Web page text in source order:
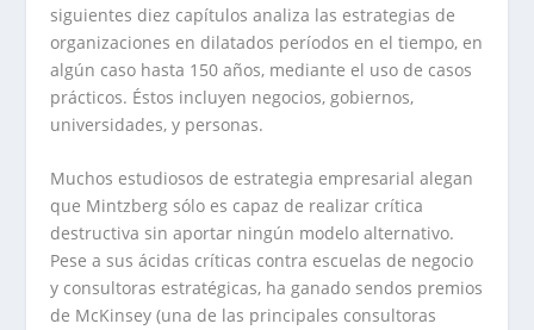
siguientes diez capítulos analiza las estrategias de
organizaciones en dilatados períodos en el tiempo, en
algún caso hasta 150 años, mediante el uso de casos
prácticos. Éstos incluyen negocios, gobiernos,
universidades, y personas.
Muchos estudiosos de estrategia empresarial alegan
que Mintzberg sólo es capaz de realizar crítica
destructiva sin aportar ningún modelo alternativo.
Pese a sus ácidas críticas contra escuelas de negocio
y consultoras estratégicas, ha ganado sendos premios
de McKinsey (una de las principales consultoras